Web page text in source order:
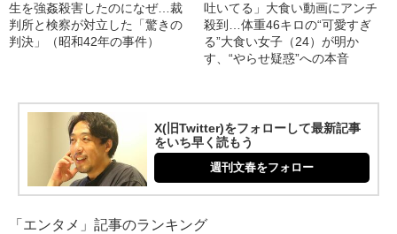
生を強姦殺害したのになぜ…裁
判所と検察が対立した「驚きの
判決」（昭和42年の事件）
吐いてる」大食い動画にアンチ
殺到…体重46キロの“可愛すぎ
る”大食い女子（24）が明か
す、“やらせ疑惑”への本音
X(旧Twitter)をフォローして最新記事
をいち早く読もう
週刊文春をフォロー
「エンタメ」記事のランキング